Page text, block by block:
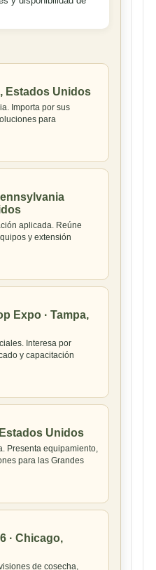
Estados Unidos
Importa por sus
para
aplicada. Reúne
y extensión
Expo · Tampa,
Interesa por
y capacitación
Unidos
Presenta equipamiento,
para las Grandes
· Chicago,
de cosecha,